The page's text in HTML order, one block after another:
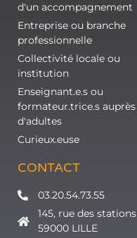
d'un accompagnement
Entreprise ou branche
professionnelle
Collectivité locale ou
institution
Enseignant.e.s ou
formateur.trice.s auprès
d'adultes
Curieux.euse
CONTACT
03.20.54.73.55
145, rue des stations
59000 LILLE